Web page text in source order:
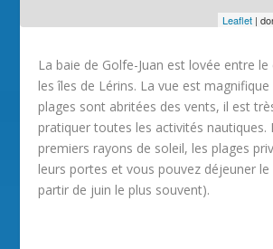
Leaflet|
La baie de Golfe-Juan est lovée entre le
les îles de Lérins. La vue est
plages sont abritées des vents, il est
pratiquer toutes les activités nautiques.
premiers rayons de soleil, les plages
leurs portes et vous pouvez déjeuner le
partir de juin le plus souvent).